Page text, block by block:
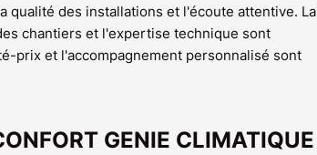
qualité des installations et l'écoute attentive. La
chantiers et l'expertise technique sont
prix et l'accompagnement personnalisé sont
GENIE CLIMATIQUE